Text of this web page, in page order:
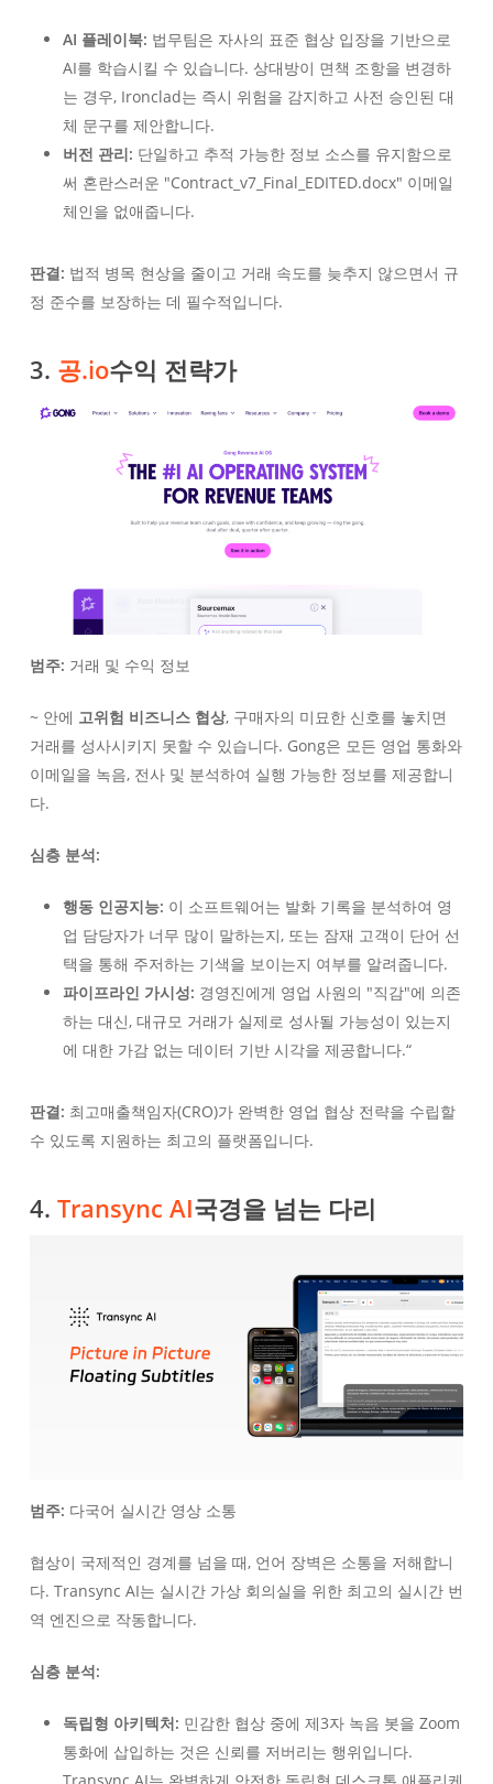
AI 플레이북: 법무팀은 자사의 표준 협상 입장을 기반으로
AI를 학습시킬 수 있습니다. 상대방이 면책 조항을 변경하
는 경우, Ironclad는 즉시 위험을 감지하고 사전 승인된 대
체 문구를 제안합니다.
버전 관리: 단일하고 추적 가능한 정보 소스를 유지함으로
써 혼란스러운 "Contract_v7_Final_EDITED.docx" 이메일
체인을 없애줍니다.
판결: 법적 병목 현상을 줄이고 거래 속도를 늦추지 않으면서 규
정 준수를 보장하는 데 필수적입니다.
3. 공.io수익 전략가
범주: 거래 및 수익 정보
~ 안에 고위험 비즈니스 협상, 구매자의 미묘한 신호를 놓치면
거래를 성사시키지 못할 수 있습니다. Gong은 모든 영업 통화와
이메일을 녹음, 전사 및 분석하여 실행 가능한 정보를 제공합니
다.
심층 분석:
행동 인공지능: 이 소프트웨어는 발화 기록을 분석하여 영
업 담당자가 너무 많이 말하는지, 또는 잠재 고객이 단어 선
택을 통해 주저하는 기색을 보이는지 여부를 알려줍니다.
파이프라인 가시성: 경영진에게 영업 사원의 "직감"에 의존
하는 대신, 대규모 거래가 실제로 성사될 가능성이 있는지
에 대한 가감 없는 데이터 기반 시각을 제공합니다.“
판결: 최고매출책임자(CRO)가 완벽한 영업 협상 전략을 수립할
수 있도록 지원하는 최고의 플랫폼입니다.
4. Transync AI국경을 넘는 다리
범주: 다국어 실시간 영상 소통
협상이 국제적인 경계를 넘을 때, 언어 장벽은 소통을 저해합니
다. Transync AI는 실시간 가상 회의실을 위한 최고의 실시간 번
역 엔진으로 작동합니다.
심층 분석:
독립형 아키텍처: 민감한 협상 중에 제3자 녹음 봇을 Zoom
통화에 삽입하는 것은 신뢰를 저버리는 행위입니다.